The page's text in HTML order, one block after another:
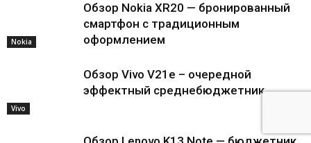
Nokia
Обзор Nokia XR20 — бронированный
смартфон с традиционным
оформлением
Vivo
Обзор Vivo V21e – очередной
эффектный среднебюджетник